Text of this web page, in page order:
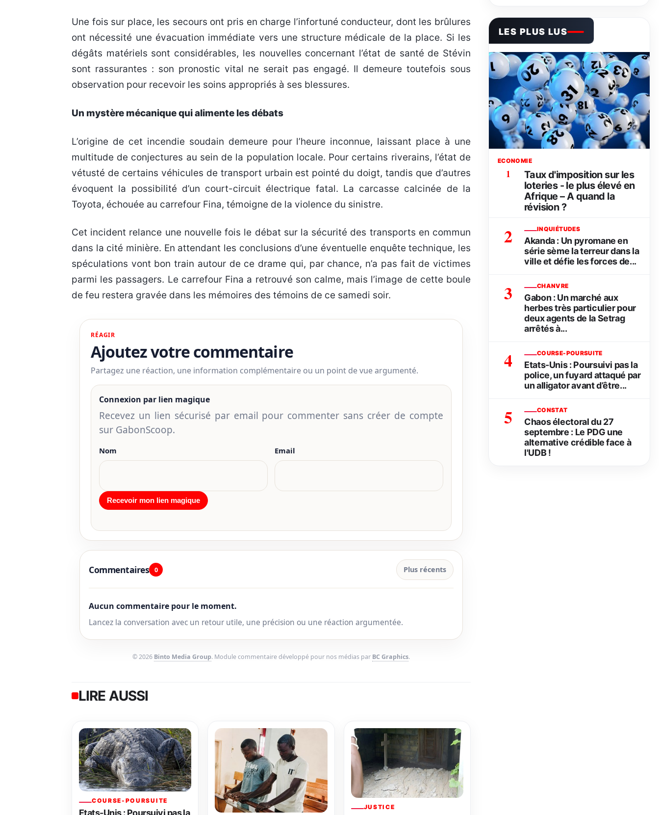
Une fois sur place, les secours ont pris en charge l’infortuné conducteur, dont les brûlures
ont nécessité une évacuation immédiate vers une structure médicale de la place. Si les
dégâts matériels sont considérables, les nouvelles concernant l’état de santé de Stévin
sont rassurantes : son pronostic vital ne serait pas engagé. Il demeure toutefois sous
observation pour recevoir les soins appropriés à ses blessures.
Un mystère mécanique qui alimente les débats
L’origine de cet incendie soudain demeure pour l’heure inconnue, laissant place à une
multitude de conjectures au sein de la population locale. Pour certains riverains, l’état de
vétusté de certains véhicules de transport urbain est pointé du doigt, tandis que d’autres
évoquent la possibilité d’un court-circuit électrique fatal. La carcasse calcinée de la
Toyota, échouée au carrefour Fina, témoigne de la violence du sinistre.
Cet incident relance une nouvelle fois le débat sur la sécurité des transports en commun
dans la cité minière. En attendant les conclusions d’une éventuelle enquête technique, les
spéculations vont bon train autour de ce drame qui, par chance, n’a pas fait de victimes
parmi les passagers. Le carrefour Fina a retrouvé son calme, mais l’image de cette boule
de feu restera gravée dans les mémoires des témoins de ce samedi soir.
RÉAGIR
Ajoutez votre commentaire
Partagez une réaction, une information complémentaire ou un point de vue argumenté.
Connexion par lien magique
Recevez un lien sécurisé par email pour commenter sans créer de compte
sur GabonScoop.
Nom Email
Commentaires 0 Plus récents
Aucun commentaire pour le moment.
Lancez la conversation avec un retour utile, une précision ou une réaction argumentée.
© 2026 Binto Media Group. Module commentaire développé pour nos médias par BC Graphics.
LIRE AUSSI
COURSE-POURSUITE
Etats-Unis : Poursuivi pas la
JUSTICE
LES PLUS LUS
ECONOMIE
1
Taux d'imposition sur les
loteries - le plus élevé en
Afrique – A quand la
révision ?
2 INQUIÉTUDES
Akanda : Un pyromane en
série sème la terreur dans la
ville et défie les forces de...
3 CHANVRE
Gabon : Un marché aux
herbes très particulier pour
deux agents de la Setrag
arrêtés à...
4 COURSE-POURSUITE
Etats-Unis : Poursuivi pas la
police, un fuyard attaqué par
un alligator avant d’être...
5 CONSTAT
Chaos électoral du 27
septembre : Le PDG une
alternative crédible face à
l'UDB !